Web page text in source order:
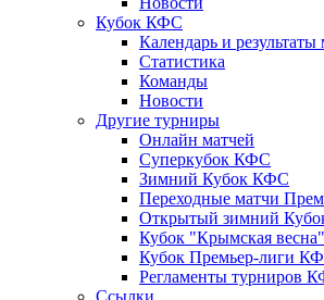
Кубок КФС
Календарь и результаты
Статистика
Команды
Новости
Другие турниры
Онлайн матчей
Суперкубок КФС
Зимний Кубок КФС
Переходные матчи
Открытый зимний
Кубок "Крымская весна"
Кубок Премьер-лиги
Регламенты турниров
Ссылки